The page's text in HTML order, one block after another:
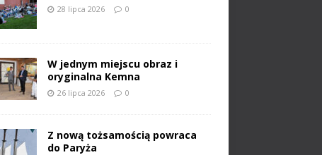
28 lipca 2026 0
W jednym miejscu obraz i
oryginalna Kemna
26 lipca 2026 0
Z nową tożsamością powraca
do Paryża